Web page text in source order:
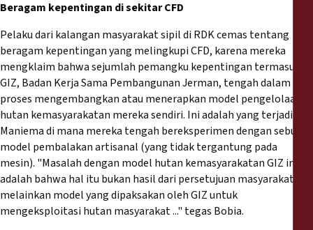
Beragam kepentingan di sekitar CFD
Pelaku dari kalangan masyarakat sipil di RDK cemas tentang
beragam kepentingan yang melingkupi CFD, karena mereka
mengklaim bahwa sejumlah pemangku kepentingan termasuk
GIZ, Badan Kerja Sama Pembangunan Jerman, tengah dalam
proses mengembangkan atau menerapkan model pengelolaan
hutan kemasyarakatan mereka sendiri. Ini adalah yang terjadi di
Maniema di mana mereka tengah bereksperimen dengan sebuah
model pembalakan artisanal (yang tidak tergantung pada
mesin). "Masalah dengan model hutan kemasyarakatan GIZ ini
adalah bahwa hal itu bukan hasil dari persetujuan masyarakat,
melainkan model yang dipaksakan oleh GIZ untuk
mengeksploitasi hutan masyarakat ..." tegas Bobia.